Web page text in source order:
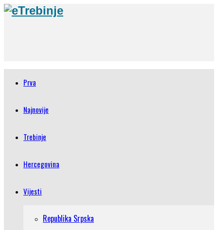
Prva
Najnovije
Trebinje
Hercegovina
Vijesti
Republika Srpska